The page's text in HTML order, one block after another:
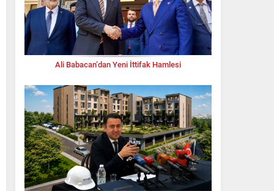
Ali Babacan’dan Yeni İttifak Hamlesi